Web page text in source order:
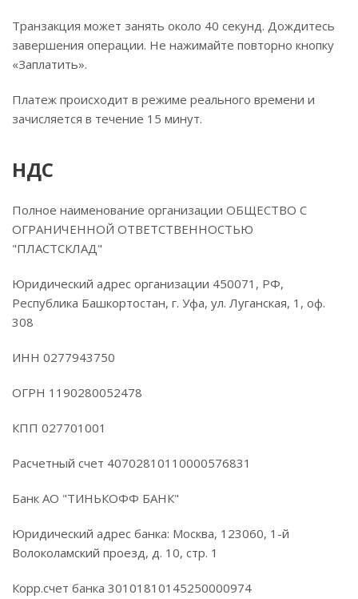
Транзакция может занять около 40 секунд. Дождитесь
завершения операции. Не нажимайте повторно кнопку
«Заплатить».
Платеж происходит в режиме реального времени и
зачисляется в течение 15 минут.
НДС
Полное наименование организации ОБЩЕСТВО С
ОГРАНИЧЕННОЙ ОТВЕТСТВЕННОСТЬЮ
"ПЛАСТСКЛАД"
Юридический адрес организации 450071, РФ,
Республика Башкортостан, г. Уфа, ул. Луганская, 1, оф.
308
ИНН 0277943750
ОГРН 1190280052478
КПП 027701001
Расчетный счет 40702810110000576831
Банк АО "ТИНЬКОФФ БАНК"
Юридический адрес банка: Москва, 123060, 1-й
Волоколамский проезд, д. 10, стр. 1
Корр.счет банка 30101810145250000974